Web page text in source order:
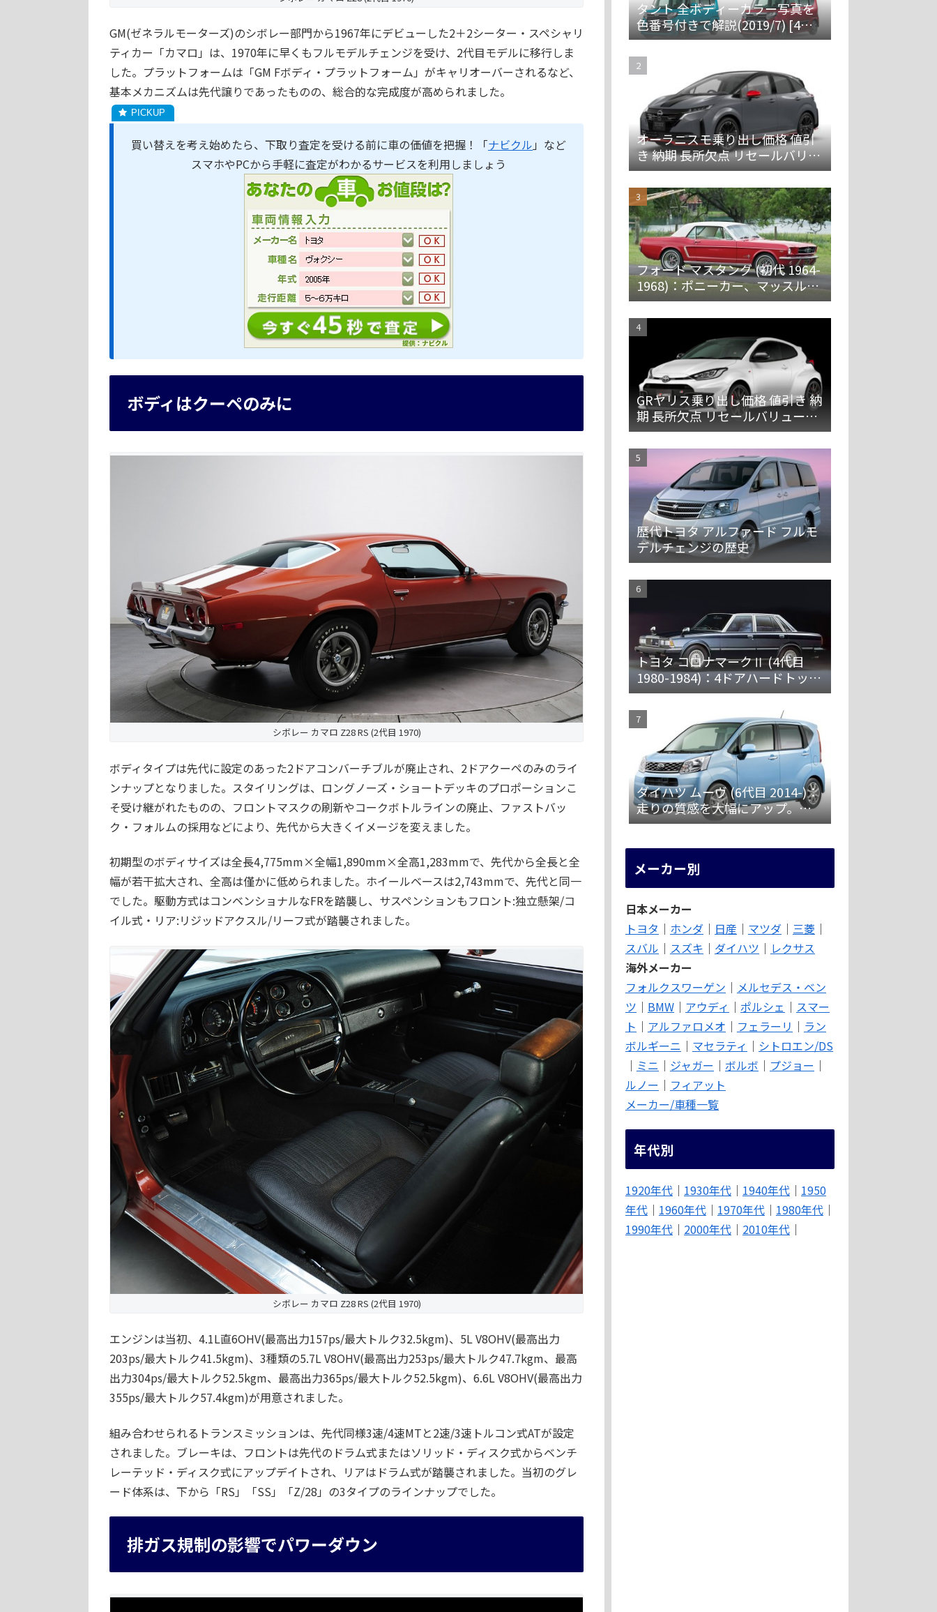
GM(ゼネラルモーターズ)のシボレー部門から1967年にデビューした2＋2シーター・スペシャリ
ティカー「カマロ」は、1970年に早くもフルモデルチェンジを受け、2代目モデルに移行しま
した。プラットフォームは「GM Fボディ・プラットフォーム」がキャリオーバーされるなど、
基本メカニズムは先代譲りであったものの、総合的な完成度が高められました。
買い替えを考え始めたら、下取り査定を受ける前に車の価値を把握！「ナビクル 」など
スマホやPCから手軽に査定がわかるサービスを利用しましょう
ボディはクーペのみに
シボレー カマロ Z28 RS (2代目 1970)
ボディタイプは先代に設定のあった2ドアコンバーチブルが廃止され、2ドアクーペのみのライ
ンナップとなりました。スタイリングは、ロングノーズ・ショートデッキのプロポーションこ
そ受け継がれたものの、フロントマスクの刷新やコークボトルラインの廃止、ファストバッ
ク・フォルムの採用などにより、先代から大きくイメージを変えました。
初期型のボディサイズは全長4,775mm×全幅1,890mm×全高1,283mmで、先代から全長と全
幅が若干拡大され、全高は僅かに低められました。ホイールベースは2,743mmで、先代と同一
でした。駆動方式はコンベンショナルなFRを踏襲し、サスペンションもフロント:独立懸架/コ
イル式・リア:リジッドアクスル/リーフ式が踏襲されました。
シボレー カマロ Z28 RS (2代目 1970)
エンジンは当初、4.1L直6OHV(最高出力157ps/最大トルク32.5kgm)、5L V8OHV(最高出力
203ps/最大トルク41.5kgm)、3種類の5.7L V8OHV(最高出力253ps/最大トルク47.7kgm、最高
出力304ps/最大トルク52.5kgm、最高出力365ps/最大トルク52.5kgm)、6.6L V8OHV(最高出力
355ps/最大トルク57.4kgm)が用意されました。
組み合わせられるトランスミッションは、先代同様3速/4速MTと2速/3速トルコン式ATが設定
されました。ブレーキは、フロントは先代のドラム式またはソリッド・ディスク式からベンチ
レーテッド・ディスク式にアップデイトされ、リアはドラム式が踏襲されました。当初のグレ
ード体系は、下から「RS」「SS」「Z/28」の3タイプのラインナップでした。
排ガス規制の影響でパワーダウン
タント 全ボディーカラー写真を
色番号付きで解説(2019/7) [4代
目 LA650S/660S]
オーラニスモ乗り出し価格 値引
き 納期 長所欠点 リセールバリュ
ーを解説
フォード マスタング (初代 1964-
1968)：ポニーカー、マッスルカ
ーの愛称で親しまれ大ヒット
GRヤリス乗り出し価格 値引き 納
期 長所欠点 リセールバリューを
解説
歴代トヨタ アルファード フルモ
デルチェンジの歴史
トヨタ コロナマークⅡ (4代目
1980-1984)：4ドアハードトップ
やターボ車・ツインカム車を設
定 [X60]
ダイハツ ムーヴ (6代目 2014-)：
走りの質感を大幅にアップ。安
全装備を強化 [LA150/160S]
メーカー別
日本メーカー
トヨタ ｜ ホンダ ｜ 日産 ｜ マツダ ｜ 三菱 ｜
スバル ｜ スズキ ｜ ダイハツ ｜ レクサス
海外メーカー
フォルクスワーゲン ｜ メルセデス・ベン
ツ ｜ BMW ｜ アウディ ｜ ポルシェ ｜ スマー
ト ｜ アルファロメオ ｜ フェラーリ ｜ ラン
ボルギーニ ｜ マセラティ ｜ シトロエン/DS
｜ ミニ ｜ ジャガー ｜ ボルボ ｜ プジョー ｜
ルノー ｜ フィアット
メーカー/車種一覧
年代別
1920年代 ｜ 1930年代 ｜ 1940年代 ｜ 1950
年代 ｜ 1960年代 ｜ 1970年代 ｜ 1980年代 ｜
1990年代 ｜ 2000年代 ｜ 2010年代 ｜